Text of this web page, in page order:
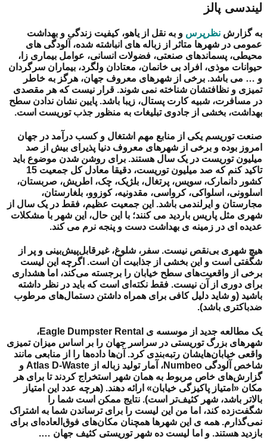
لیندسی پالز
به گزارش نظرپرس و به نقل از یاهو، کیفیت زندگی و بهداشت
عمومی در شهرها متاثر از زباله های انباشته شده، آلودگی های
محیطی، پسماندهای صنعتی، فضولات انسانی، عوامل بیماری زا،
حیوانات موذی، افراد بی خانمان، معتادان ولگرد، بیماران سرگردان
و … می باشد. برخی از شهرهای معروف جهان، هرگز به خاطر
تمیزی و نظافتشان شناخته نمی شوند. قرار نیست که هر مقصدی
در مسافرت، شبیه کارت پستال، زیبا باشد. پایین نشان ندادن سطح
بهداشت، بخشی از جادوی تبلیغات به منظور جذب توریست است.
صنعت توریسم یکی از منابع مهم اشتغال و کسب درآمد در جهان
امروز بوده و برخی از شهرهای معروف دنیا پذیرای بیش از صد
میلیون توریست در یک سال هستند. برای روشن شدن موضوع باید
تاکید کنم که صد میلیون توریست، دقیقا معادل کل جمعیت 15
کشور دانمارک، سویس، پرتغال، بلژیک، چک، اطریش، صربستان،
اسلوونی، اسلواکی، کرواسی، مقدونیه، کوزوو، بلغارستان،
مجارستان و ایرلندمی باشد. این جمعیت عظیم، فقط در یک سال از
شهری مثل پاریس باردید می کنند؛ با این حال، این شهر با مشکلات
عدیده ای در زمینه ی بهداشت دست و پنجه نرم می کند.
هیچ شهری بی‌نقص نیست. سفر، شلوغ، غیرقابل‌پیش‌بینی و پر از
شگفتی است و این بخشی از جذابیت آن است. اگرچه این لیست
برخی از واقعیت‌های سطح خیابان را برجسته می‌کند، اما هشداری
برای دوری از آن نیست. فقط نکته‌ای است که باید در نظر داشته
باشید (و شاید دلیل کافی برای همراه داشتن دستمال‌های مرطوب
ضدباکتری باشد).
یک مطالعه جدید از موسسه ی Eagle Dumpster Rental،
شهرهای بزرگ توریستی در سراسر جهان را بر اساس میزان تمیزی
واقعی خیابان‌هایشان رتبه‌بندی کرد. آن‌ها داده‌ها را از منابعی مانند
شاخص آلودگی Numbeo، آمار تولید زباله از Atlas D-Waste و
گزارش‌های خاص مربوط به همان شهر استخراج کردند تا برای هر
مکان «امتیاز پاکیزگی خیابان» ارائه دهند. (هرچه عدد این امتیاز
بالاتر باشد، شهر کثیف‌تر است). نتایج ممکن است شما را
شگفت‌زده کند، اما من این لیست را برای ترساندن شما به اشتراک
نمی‌گذارم. همه ی این شهرها همچنان مکان‌های فوق‌العاده‌ای برای
بازدید هستند. و اما لیست ده شهر توریستی کثیف جهان ….